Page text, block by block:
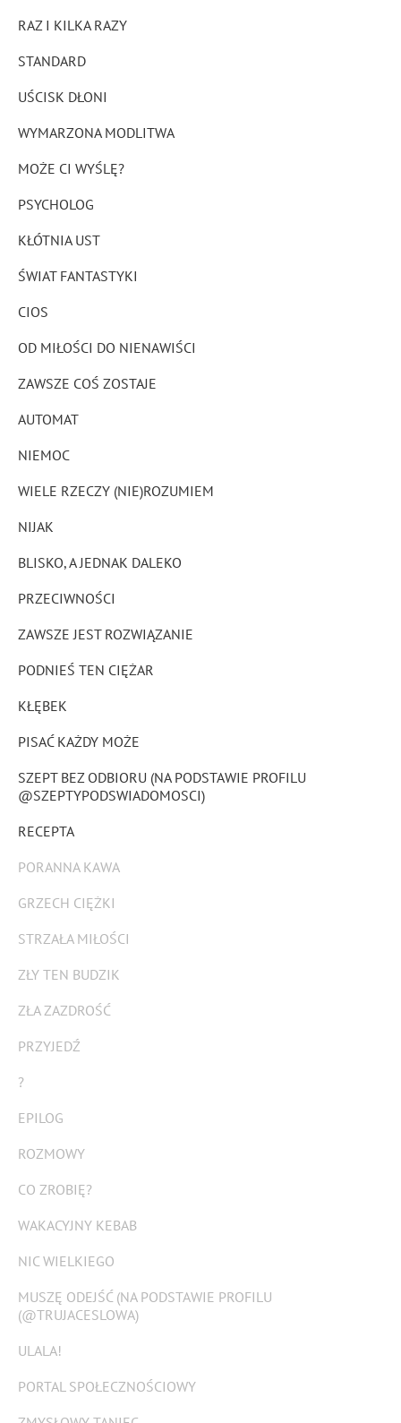
RAZ I KILKA RAZY
STANDARD
UŚCISK DŁONI
WYMARZONA MODLITWA
MOŻE CI WYŚLĘ?
PSYCHOLOG
KŁÓTNIA UST
ŚWIAT FANTASTYKI
CIOS
OD MIŁOŚCI DO NIENAWIŚCI
ZAWSZE COŚ ZOSTAJE
AUTOMAT
NIEMOC
WIELE RZECZY (NIE)ROZUMIEM
NIJAK
BLISKO, A JEDNAK DALEKO
PRZECIWNOŚCI
ZAWSZE JEST ROZWIĄZANIE
PODNIEŚ TEN CIĘŻAR
KŁĘBEK
PISAĆ KAŻDY MOŻE
SZEPT BEZ ODBIORU (NA PODSTAWIE PROFILU
@SZEPTYPODSWIADOMOSCI)
RECEPTA
PORANNA KAWA
GRZECH CIĘŻKI
STRZAŁA MIŁOŚCI
ZŁY TEN BUDZIK
ZŁA ZAZDROŚĆ
PRZYJEDŹ
?
EPILOG
ROZMOWY
CO ZROBIĘ?
WAKACYJNY KEBAB
NIC WIELKIEGO
MUSZĘ ODEJŚĆ (NA PODSTAWIE PROFILU
(@TRUJACESLOWA)
ULALA!
PORTAL SPOŁECZNOŚCIOWY